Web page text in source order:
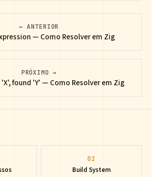
← ANTERIOR
— Como Resolver em Zig
PRÓXIMO →
found 'Y' — Como Resolver em Zig
02
Build System